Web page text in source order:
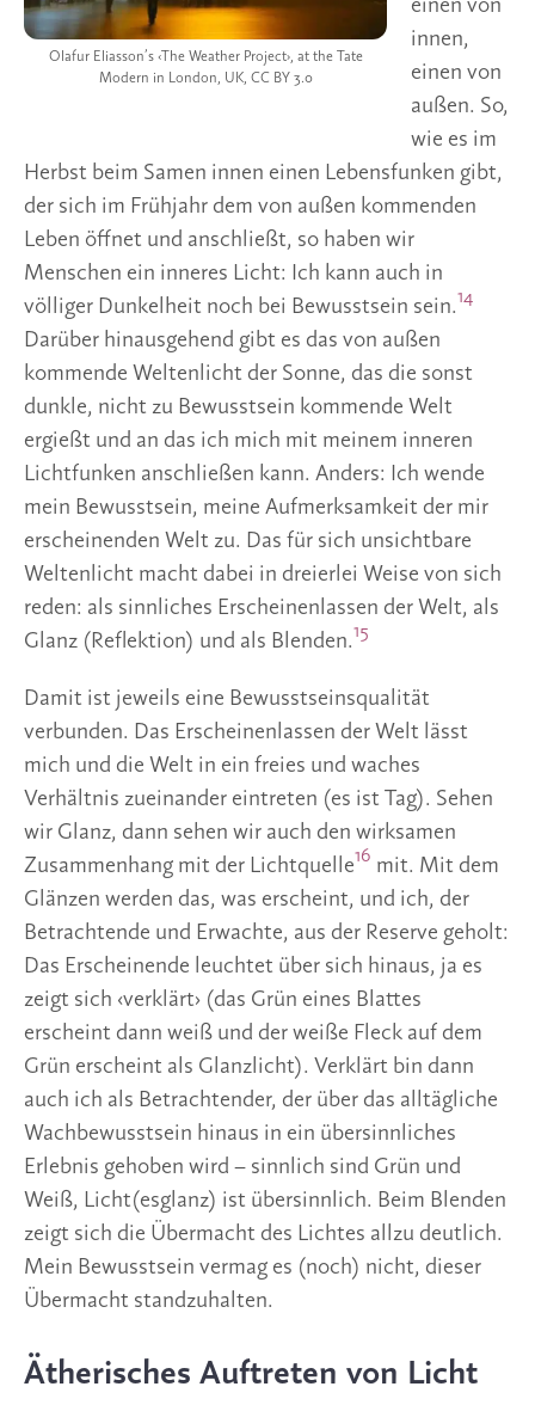
Olafur Eliasson’s ‹The Weather Project›, at the Tate
Modern in London, UK, CC BY 3.0
einen von
innen,
einen von
außen. So,
wie es im
Herbst beim Samen innen einen Lebensfunken gibt,
der sich im Frühjahr dem von außen kommenden
Leben öffnet und anschließt, so haben wir
Menschen ein inneres Licht: Ich kann auch in
völliger Dunkelheit noch bei Bewusstsein sein.14
Darüber hinausgehend gibt es das von außen
kommende Weltenlicht der Sonne, das die sonst
dunkle, nicht zu Bewusstsein kommende Welt
ergießt und an das ich mich mit meinem inneren
Lichtfunken anschließen kann. Anders: Ich wende
mein Bewusstsein, meine Aufmerksamkeit der mir
erscheinenden Welt zu. Das für sich unsichtbare
Weltenlicht macht dabei in dreierlei Weise von sich
reden: als sinnliches Erscheinenlassen der Welt, als
Glanz (Reflektion) und als Blenden.15
Damit ist jeweils eine Bewusstseinsqualität
verbunden. Das Erscheinenlassen der Welt lässt
mich und die Welt in ein freies und waches
Verhältnis zueinander eintreten (es ist Tag). Sehen
wir Glanz, dann sehen wir auch den wirksamen
Zusammenhang mit der Lichtquelle16 mit. Mit dem
Glänzen werden das, was erscheint, und ich, der
Betrachtende und Erwachte, aus der Reserve geholt:
Das Erscheinende leuchtet über sich hinaus, ja es
zeigt sich ‹verklärt› (das Grün eines Blattes
erscheint dann weiß und der weiße Fleck auf dem
Grün erscheint als Glanzlicht). Verklärt bin dann
auch ich als Betrachtender, der über das alltägliche
Wachbewusstsein hinaus in ein übersinnliches
Erlebnis gehoben wird – sinnlich sind Grün und
Weiß, Licht(esglanz) ist übersinnlich. Beim Blenden
zeigt sich die Übermacht des Lichtes allzu deutlich.
Mein Bewusstsein vermag es (noch) nicht, dieser
Übermacht standzuhalten.
Ätherisches Auftreten von Licht